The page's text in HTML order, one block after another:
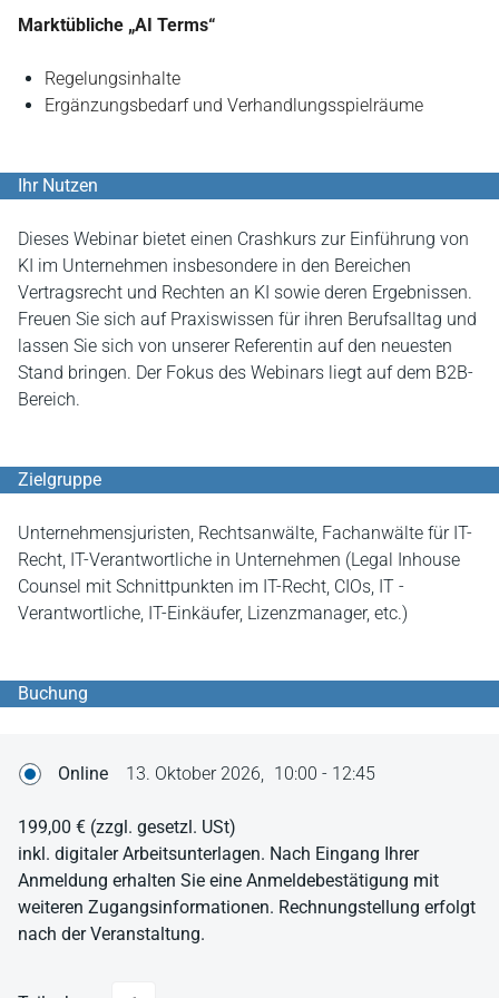
Marktübliche „AI Terms“
Regelungsinhalte
Ergänzungsbedarf und Verhandlungsspielräume
Ihr Nutzen
Dieses Webinar bietet einen Crashkurs zur Einführung von
KI im Unternehmen insbesondere in den Bereichen
Vertragsrecht und Rechten an KI sowie deren Ergebnissen.
Freuen Sie sich auf Praxiswissen für ihren Berufsalltag und
lassen Sie sich von unserer Referentin auf den neuesten
Stand bringen. Der Fokus des Webinars liegt auf dem B2B-
Bereich.
Zielgruppe
Unternehmensjuristen, Rechtsanwälte, Fachanwälte für IT-
Recht, IT-Verantwortliche in Unternehmen (Legal Inhouse
Counsel mit Schnittpunkten im IT-Recht, CIOs, IT -
Verantwortliche, IT-Einkäufer, Lizenzmanager, etc.)
Buchung
Online 13. Oktober 2026, 10:00 - 12:45
199,00 € (zzgl. gesetzl. USt)
inkl. digitaler Arbeitsunterlagen. Nach Eingang Ihrer
Anmeldung erhalten Sie eine Anmeldebestätigung mit
weiteren Zugangsinformationen. Rechnungstellung erfolgt
nach der Veranstaltung.
Anzahl